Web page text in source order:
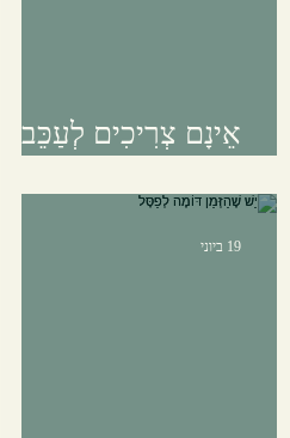
אֵינָם צְרִיכִים לְעַכֵּב
19 ביוני